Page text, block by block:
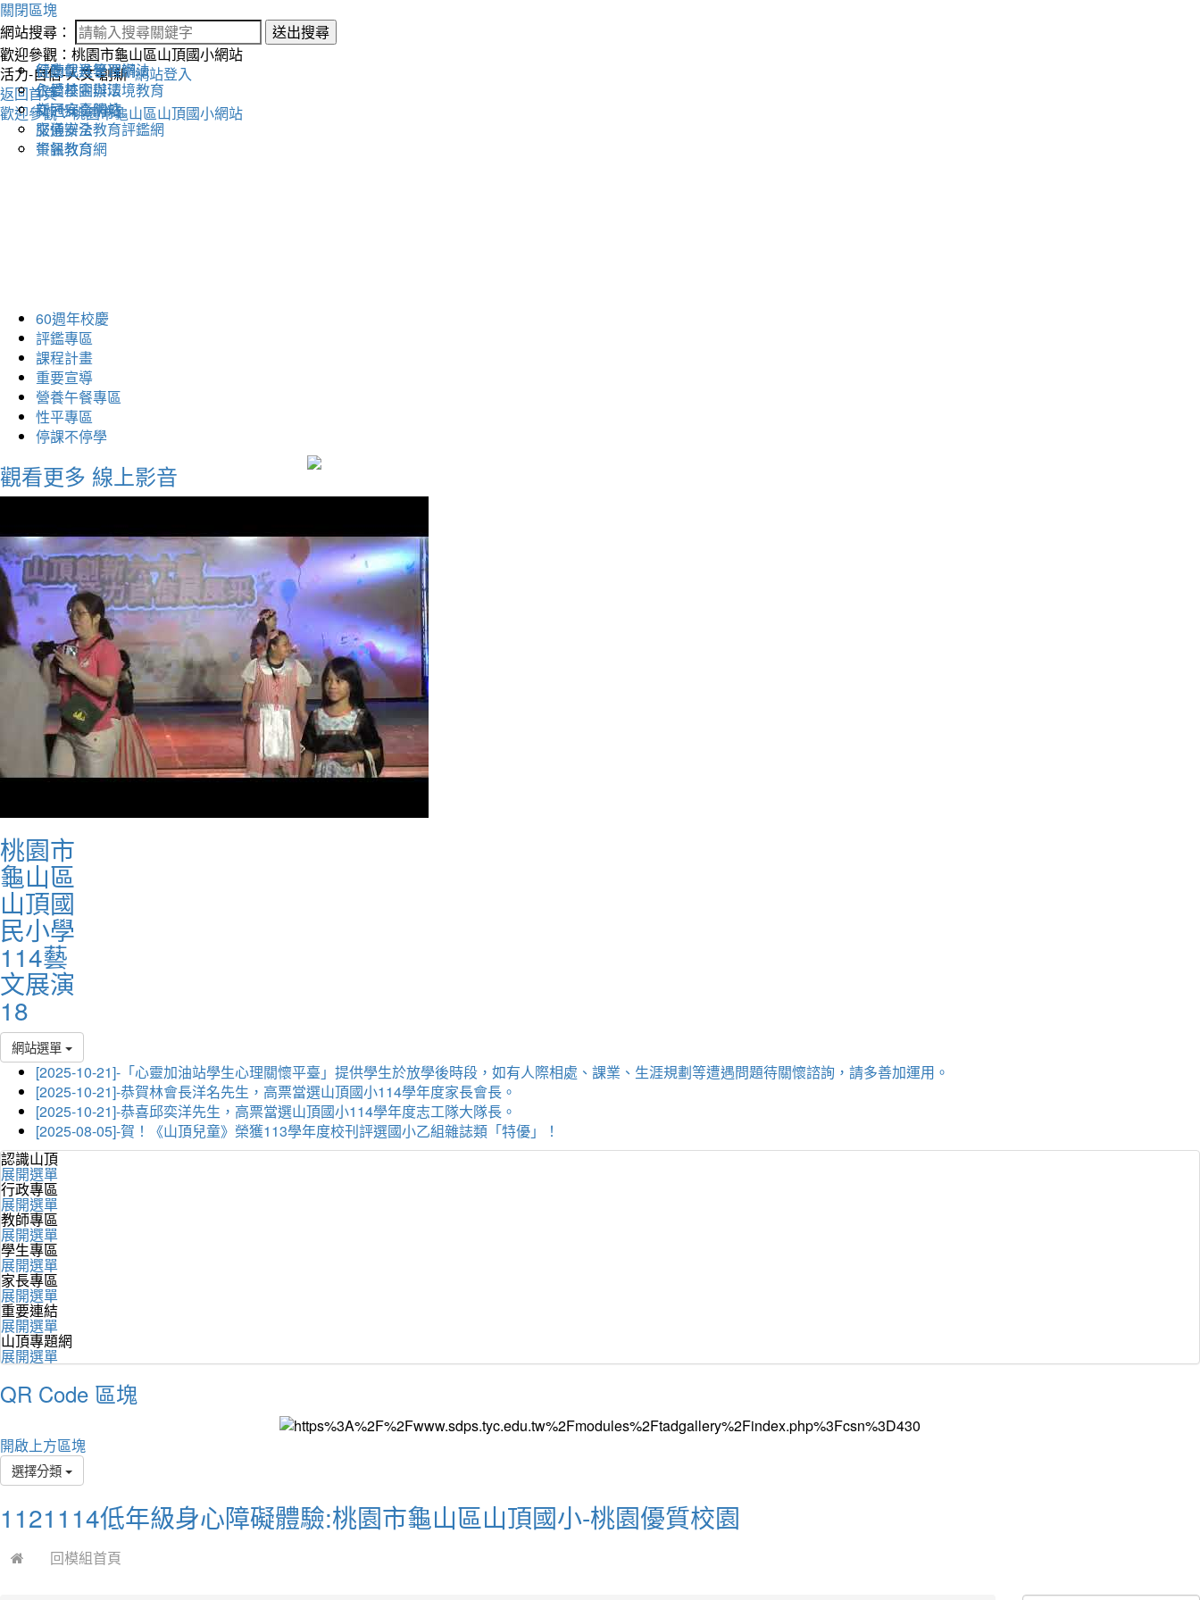
關閉區塊
網站搜尋：
送出搜尋
歡迎參觀：桃園市龜山區山頂國小網站
活力-自信-人文-創新網站登入
返回首頁
歡迎參觀：桃園市龜山區山頂國小網站
60週年校慶
評鑑專區
健康促進學習網
永續校園與環境教育
交通安全網站
交通安全教育評鑑網
午餐教育網
課程計畫
重要宣導
行動載具管理辦法
仁愛基金辦法
新冠病毒防疫
服儀辦法
資訊教育
營養午餐專區
性平專區
停課不停學
觀看更多 線上影音
桃園市
龜山區
山頂國
民小學
114藝
文展演
18
網站選單
[2025-10-21]-「心靈加油站學生心理關懷平臺」提供學生於放學後時段，如有人際相處、課業、生涯規劃等遭遇問題待關懷諮詢，請多善加運用。
[2025-10-21]-恭賀林會長洋名先生，高票當選山頂國小114學年度家長會長。
[2025-10-21]-恭喜邱奕洋先生，高票當選山頂國小114學年度志工隊大隊長。
[2025-08-05]-賀！《山頂兒童》榮獲113學年度校刊評選國小乙組雜誌類「特優」！
認識山頂
展開選單
行政專區
展開選單
教師專區
展開選單
學生專區
展開選單
家長專區
展開選單
重要連結
展開選單
山頂專題網
展開選單
QR Code 區塊
開啟上方區塊
選擇分類
1121114低年級身心障礙體驗:桃園市龜山區山頂國小-桃園優質校園
回模組首頁